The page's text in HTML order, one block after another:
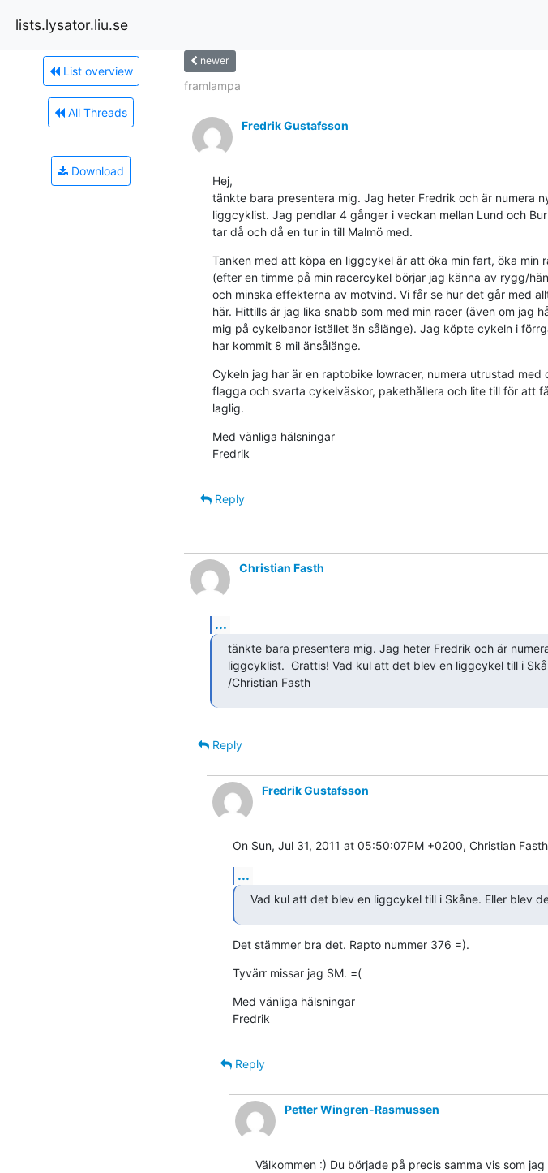
lists.lysator.liu.se
List overview
All Threads
Download
newer
framlampa
Fredrik Gustafsson
Hej,
tänkte bara presentera mig. Jag heter Fredrik och är numera
liggcyklist. Jag pendlar 4 gånger i veckan mellan Lund och
tar då och då en tur in till Malmö med.
Tanken med att köpa en liggcykel är att öka min fart, öka min
(efter en timme på min racercykel börjar jag känna av rygg/
och minska effekterna av motvind. Vi får se hur det går med
här. Hittills är jag lika snabb som med min racer (även om jag
mig på cykelbanor istället än sålänge). Jag köpte cykeln i
har kommit 8 mil änsålänge.
Cykeln jag har är en raptobike lowracer, numera utrustad med
flagga och svarta cykelväskor, pakethållera och lite till för att
laglig.
Med vänliga hälsningar
Fredrik
Reply
Christian Fasth
...
tänkte bara presentera mig. Jag heter Fredrik och är
liggcyklist.  Grattis! Vad kul att det blev en liggcykel till i
/Christian Fasth
Reply
Fredrik Gustafsson
On Sun, Jul 31, 2011 at 05:50:07PM +0200, Christian
...
Vad kul att det blev en liggcykel till i Skåne. Eller blev
Det stämmer bra det. Rapto nummer 376 =).
Tyvärr missar jag SM. =(
Med vänliga hälsningar
Fredrik
Reply
Petter Wingren-Rasmussen
Välkommen :) Du började på precis samma vis som